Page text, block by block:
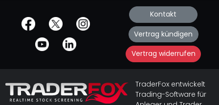
offizielle Social Media-Accounts Kontakt
Vertrag kündigen
Vertrag widerrufen
TraderFox entwickelt
Trading-Software für